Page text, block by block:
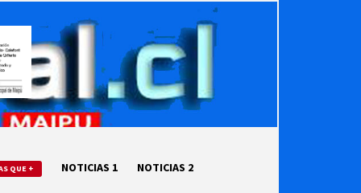
QUE + NOTICIAS 1 NOTICIAS 2